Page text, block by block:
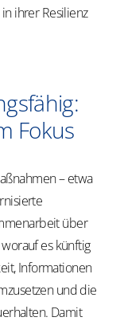
ihrer Resilienz
Fokus
– etwa
über
es künftig
Informationen
und die
Damit